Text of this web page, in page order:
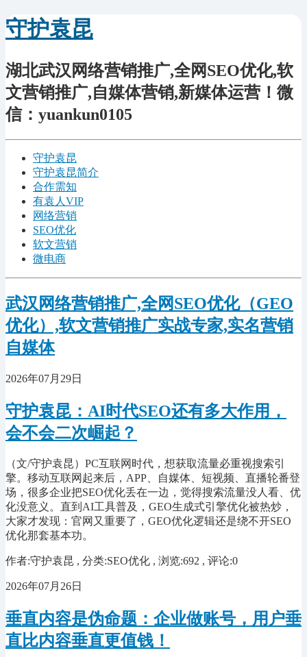
守护袁昆
湖北武汉网络营销推广,全网SEO优化,软
文营销推广,自媒体营销,新媒体运营！微
信：yuankun0105
守护袁昆
守护袁昆简介
合作需知
有袁人VIP
网络营销
SEO优化
软文营销
微电商
武汉网络营销推广,全网SEO优化（GEO
优化）,软文营销推广实战专家,实名营销
自媒体
2026年07月29日
守护袁昆：AI时代SEO还有多大作用，
会不会二次崛起？
（文/守护袁昆）PC互联网时代，想获取流量必重视搜索引
擎。移动互联网起来后，APP、自媒体、短视频、直播轮番登
场，很多企业把SEO优化丢在一边，觉得搜索流量没人看、优
化没意义。直到AI工具普及，GEO生成式引擎优化被热炒，
大家才发现：官网又重要了，GEO优化逻辑还是绕不开SEO
优化那套基本功。
作者:守护袁昆 , 分类:SEO优化 , 浏览:692 , 评论:0
2026年07月26日
垂直内容是伪命题：企业做账号，用户垂
直比内容垂直更值钱！